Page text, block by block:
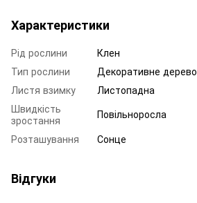
Характеристики
Рід рослини
Клен
Тип рослини
Декоративне дерево
Листя взимку
Листопадна
Швидкість
зростання
Повільноросла
Розташування
Сонце
Відгуки